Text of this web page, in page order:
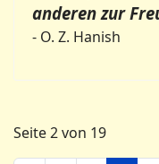
anderen zur
- O. Z. Hanish
Seite 2 von 19